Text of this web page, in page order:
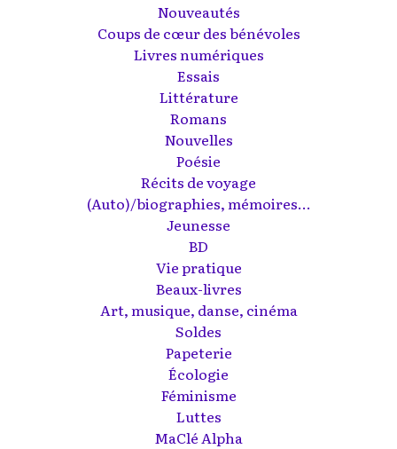
Nouveautés
Coups de cœur des bénévoles
Livres numériques
Essais
Littérature
Romans
Nouvelles
Poésie
Récits de voyage
(Auto)/biographies, mémoires...
Jeunesse
BD
Vie pratique
Beaux-livres
Art, musique, danse, cinéma
Soldes
Papeterie
Écologie
Féminisme
Luttes
MaClé Alpha